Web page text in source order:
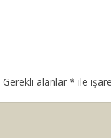
Gerekli alanlar * ile